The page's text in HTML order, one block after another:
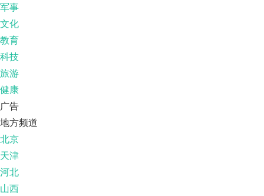
军事
文化
教育
科技
旅游
健康
广告
地方频道
北京
天津
河北
山西